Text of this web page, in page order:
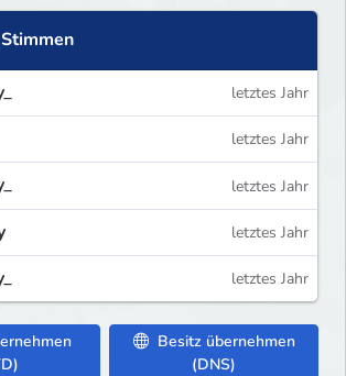
letztes Jahr
letztes Jahr
letztes Jahr
letztes Jahr
letztes Jahr
Besitz übernehmen
(DNS)